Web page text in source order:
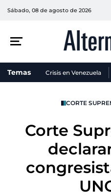
Sábado, 08 de agosto de 2026
Temas Crisis en Venezuela
CORTE
Corte